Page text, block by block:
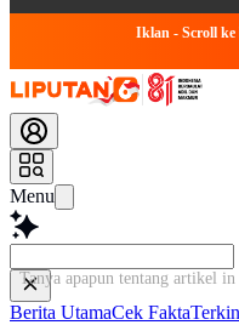
Iklan - Scroll
Menu
Tanya apapun tentang artikel
Berita UtamaCek Fakta